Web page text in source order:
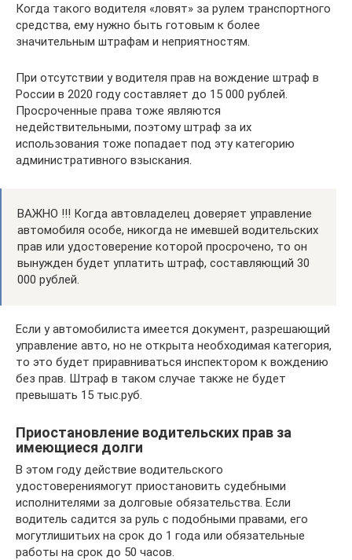
Когда такого водителя «ловят» за рулем транспортного
средства, ему нужно быть готовым к более
значительным штрафам и неприятностям.
При отсутствии у водителя прав на вождение штраф в
России в 2020 году составляет до 15 000 рублей.
Просроченные права тоже являются
недействительными, поэтому штраф за их
использования тоже попадает под эту категорию
административного взыскания.
ВАЖНО !!! Когда автовладелец доверяет управление
автомобиля особе, никогда не имевшей водительских
прав или удостоверение которой просрочено, то он
вынужден будет уплатить штраф, составляющий 30
000 рублей.
Если у автомобилиста имеется документ, разрешающий
управление авто, но не открыта необходимая категория,
то это будет приравниваться инспектором к вождению
без прав. Штраф в таком случае также не будет
превышать 15 тыс.руб.
Приостановление водительских прав за
имеющиеся долги
В этом году действие водительского
удостоверениямогут приостановить судебными
исполнителями за долговые обязательства. Если
водитель садится за руль с подобными правами, его
могутлишитьих на срок до 1 года или обязательные
работы на срок до 50 часов.